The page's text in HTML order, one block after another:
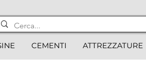
CEMENTI ATTREZZATURE